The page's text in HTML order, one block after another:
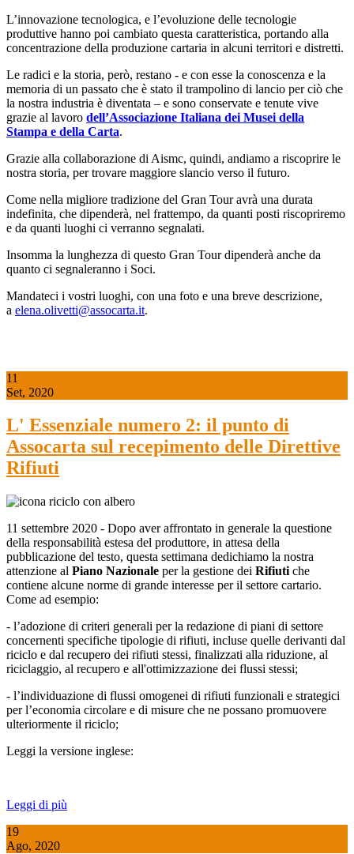
L’innovazione tecnologica, e l’evoluzione delle tecnologie
produttive hanno poi cambiato questa caratteristica, portando alla
concentrazione della produzione cartaria in alcuni territori e distretti.
Le radici e la storia, però, restano - e con esse la conoscenza e la
memoria di un passato che è stato il trampolino di lancio per ciò che
la nostra industria è diventata – e sono conservate e tenute vive
grazie al lavoro dell’Associazione Italiana dei Musei della
Stampa e della Carta.
Grazie alla collaborazione di Aismc, quindi, andiamo a riscoprire le
nostra storia, per trovare maggiore slancio verso il futuro.
Come nella migliore tradizione del Gran Tour avrà una durata
indefinita, che dipenderà, nel frattempo, da quanti posti riscopriremo
e da quanti luoghi ci verranno segnalati.
Insomma la lunghezza di questo Gran Tour dipenderà anche da
quanto ci segnaleranno i Soci.
Mandateci i vostri luoghi, con una foto e una breve descrizione,
a elena.olivetti@assocarta.it.
11
Set, 2020
L' Essenziale numero 2: il punto di
Assocarta sul recepimento delle Direttive
Rifiuti
11 settembre 2020 - Dopo aver affrontato in generale la questione
della responsabilità estesa del produttore, in attesa della
pubblicazione del testo, questa settimana dedichiamo la nostra
attenzione al Piano Nazionale per la gestione dei Rifiuti che
contiene alcune norme di grande interesse per il settore cartario.
Come ad esempio:
- l’adozione di criteri generali per la redazione di piani di settore
concernenti specifiche tipologie di rifiuti, incluse quelle derivanti dal
riciclo e dal recupero dei rifiuti stessi, finalizzati alla riduzione, al
riciclaggio, al recupero e all'ottimizzazione dei flussi stessi;
- l’individuazione di flussi omogenei di rifiuti funzionali e strategici
per l’economia circolare e di misure che ne possano promuovere
ulteriormente il riciclo;
Leggi la versione inglese:
Leggi di più
19
Ago, 2020